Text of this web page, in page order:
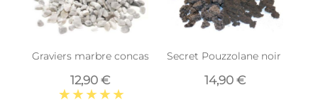
Graviers marbre concassé blanc carrare 10kg
12,90 €
Secret Pouzzolane noir 20
14,90 €